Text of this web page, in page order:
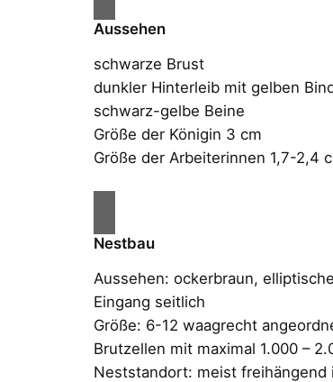
Aussehen
schwarze Brust
dunkler Hinterleib mit gelben
schwarz-gelbe Beine
Größe der Königin 3 cm
Größe der Arbeiterinnen 1,7-2,4
Nestbau
Aussehen: ockerbraun,
Eingang seitlich
Größe: 6-12 waagrecht
Brutzellen mit maximal 1.000 –
Neststandort: meist freihängend